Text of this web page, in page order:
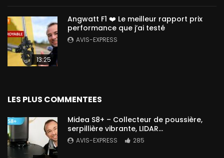
13:25
Angwatt F1 ❤️ Le meilleur rapport prix
performance que j’ai testé
AVIS-EXPRESS
LES PLUS COMMENTEES
Midea S8+ – Collecteur de poussière,
serpillière vibrante, LIDAR…
AVIS-EXPRESS 285